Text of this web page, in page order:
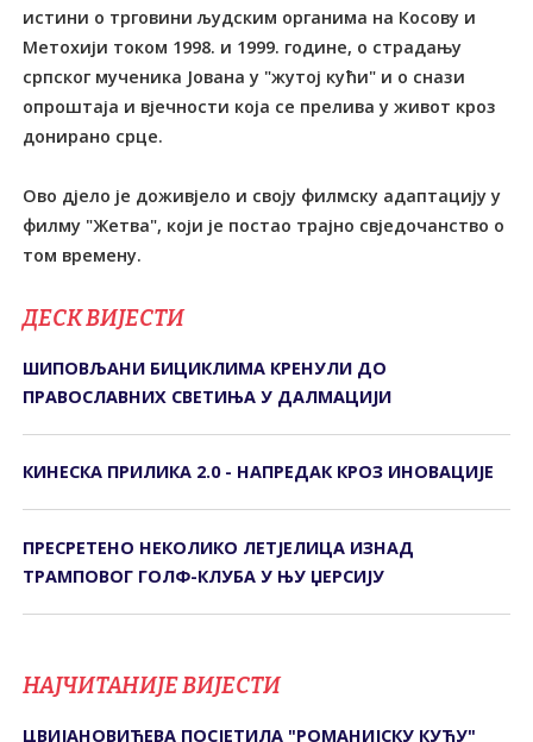
истини о трговини људским органима на Косову и
Метохији током 1998. и 1999. године, о страдању
српског мученика Јована у "жутој кући" и о снази
опроштаја и вјечности која се прелива у живот кроз
донирано срце.
Ово дјело је доживјело и своју филмску адаптацију у
филму "Жетва", који је постао трајно свједочанство о
том времену.
ДЕСК ВИЈЕСТИ
ШИПОВЉАНИ БИЦИКЛИМА КРЕНУЛИ ДО
ПРАВОСЛАВНИХ СВЕТИЊА У ДАЛМАЦИЈИ
КИНЕСКА ПРИЛИКА 2.0 - НАПРЕДАК КРОЗ ИНОВАЦИЈЕ
ПРЕСРЕТЕНО НЕКОЛИКО ЛЕТЈЕЛИЦА ИЗНАД
ТРАМПОВОГ ГОЛФ-КЛУБА У ЊУ ЏЕРСИЈУ
НАЈЧИТАНИЈЕ ВИЈЕСТИ
ЦВИЈАНОВИЋЕВА ПОСЈЕТИЛА "РОМАНИЈСКУ КУЋУ"